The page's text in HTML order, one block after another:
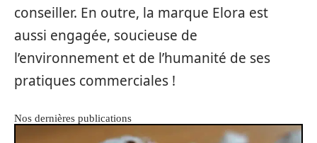
conseiller. En outre, la marque Elora est
aussi engagée, soucieuse de
l’environnement et de l’humanité de ses
pratiques commerciales !
Nos dernières publications